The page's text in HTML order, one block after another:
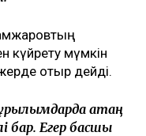
күйрету мүмкін
отыр дейді.
қатаң
бар. Егер басшы